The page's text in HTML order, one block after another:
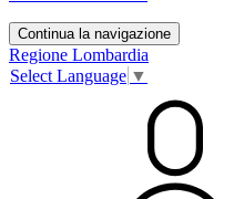
Continua la navigazione
Regione Lombardia
Select Language ▼